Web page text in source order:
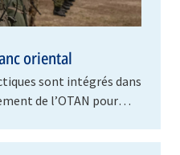
oriental
sont intégrés dans
de l’OTAN pour